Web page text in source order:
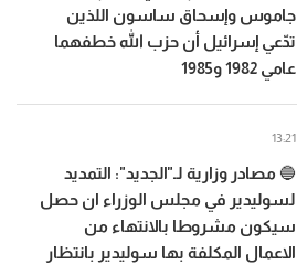
جاموس وإسحاق ساسون اللذين
تدّعي إسرائيل أن حزب الله خطفهما
عامي 1982 و1985
🔵 مصادر وزارية لـ"الجديد": التمديد
لسوليدير في مجلس الوزراء ان حصل
سيكون مشروطا بالانتهاء من
الاعمال المكلفة بها سوليدير بانتظار
13:21